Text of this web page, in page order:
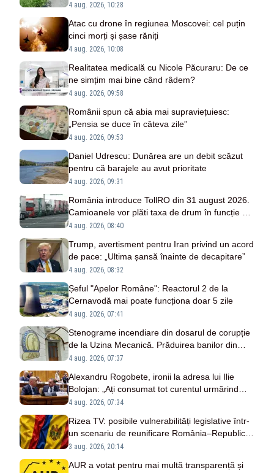
4 aug. 2026, 10:28
Atac cu drone în regiunea Moscovei: cel puțin
cinci morți și șase răniți
4 aug. 2026, 10:08
Realitatea medicală cu Nicole Păcuraru: De ce
ne simțim mai bine când râdem?
4 aug. 2026, 09:58
Românii spun că abia mai supraviețuiesc:
„Pensia se duce în câteva zile”
4 aug. 2026, 09:53
Daniel Udrescu: Dunărea are un debit scăzut
pentru că barajele au avut prioritate
4 aug. 2026, 09:31
România introduce TollRO din 31 august 2026.
Camioanele vor plăti taxa de drum în funcție de
kilometrii parcurși
4 aug. 2026, 08:40
Trump, avertisment pentru Iran privind un acord
de pace: „Ultima șansă înainte de decapitare”
4 aug. 2026, 08:32
Șeful "Apelor Române": Reactorul 2 de la
Cernavodă mai poate funcționa doar 5 zile
4 aug. 2026, 07:41
Stenograme incendiare din dosarul de corupție
de la Uzina Mecanică. Prăduirea banilor din
programul SAFE, interceptată de DNA
4 aug. 2026, 07:37
Alexandru Rogobete, ironii la adresa lui Ilie
Bolojan: „Ați consumat tot curentul urmărind
șobolani imaginari”
4 aug. 2026, 07:34
Rizea TV: posibile vulnerabilități legislative într-
un scenariu de reunificare România–Republica
Moldova
3 aug. 2026, 20:14
AUR a votat pentru mai multă transparență și